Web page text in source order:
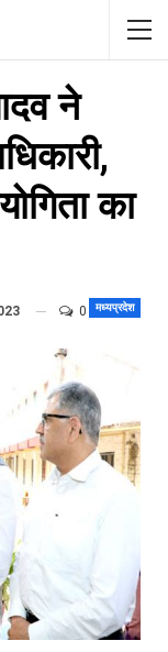
ने
का
मध्यप्रदेश
0